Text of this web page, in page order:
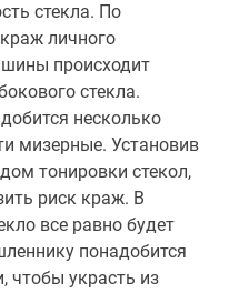
стекла. По
личного
происходит
стекла.
несколько
мизерные. Установив
тонировки стекол,
риск краж. В
все равно будет
понадобится
чтобы украсть из